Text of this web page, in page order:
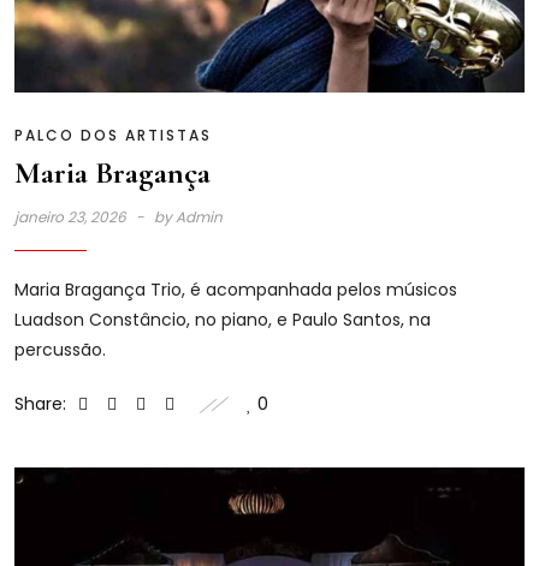
PALCO DOS ARTISTAS
Maria Bragança
janeiro 23, 2026 byAdmin
Maria Bragança Trio, é acompanhada pelos músicos
Luadson Constâncio, no piano, e Paulo Santos, na
percussão.
Share: 0